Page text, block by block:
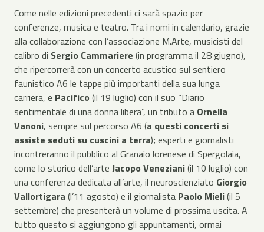
Come nelle edizioni precedenti ci sarà spazio per
conferenze, musica e teatro. Tra i nomi in calendario, grazie
alla collaborazione con l’associazione M.Arte, musicisti del
calibro di Sergio Cammariere (in programma il 28 giugno),
che ripercorrerà con un concerto acustico sul sentiero
faunistico A6 le tappe più importanti della sua lunga
carriera, e Pacifico (il 19 luglio) con il suo “Diario
sentimentale di una donna libera”, un tributo a Ornella
Vanoni, sempre sul percorso A6 (a questi concerti si
assiste seduti su cuscini a terra); esperti e giornalisti
incontreranno il pubblico al Granaio lorenese di Spergolaia,
come lo storico dell’arte Jacopo Veneziani(il 10 luglio) con
una conferenza dedicata all’arte, il neuroscienziato Giorgio
Vallortigara (l’11 agosto) e il giornalista Paolo Mieli(il 5
settembre) che presenterà un volume di prossima uscita. A
tutto questo si aggiungono gli appuntamenti, ormai